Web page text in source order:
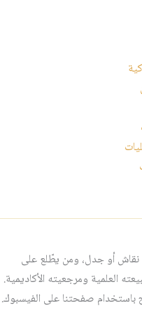
نقاش أو جدل، ومن يطّلع على
العلمية ومرجعيته الأكاديمية.
صفحتنا على الفيسبوك.